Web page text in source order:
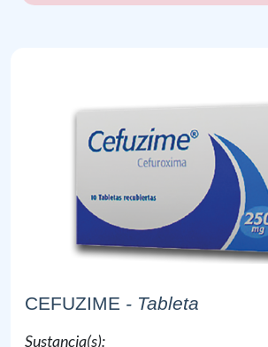
CEFUZIME - Tableta
Sustancia(s):